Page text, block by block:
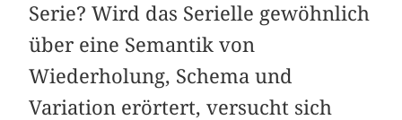
Serie? Wird das Serielle gewöhnlich
über eine Semantik von
Wiederholung, Schema und
Variation erörtert, versucht sich